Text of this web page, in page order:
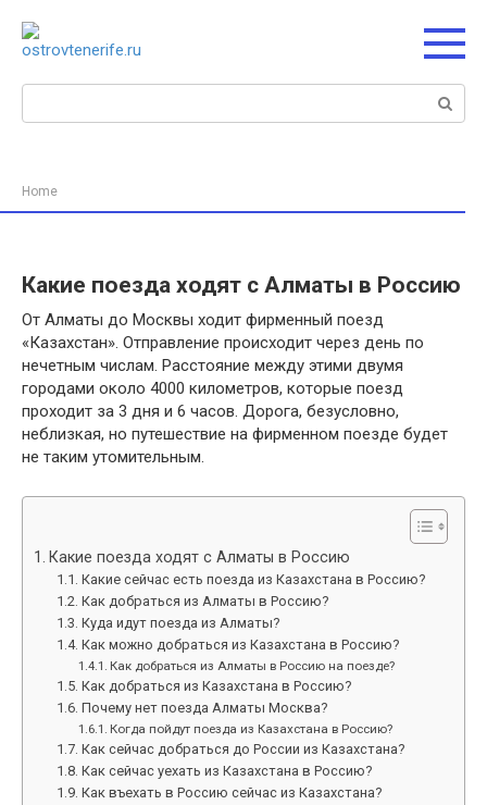
контенту
Поиск:
Home
Какие поезда ходят с Алматы в Россию
От Алматы до Москвы ходит фирменный поезд
«Казахстан». Отправление происходит через день по
нечетным числам. Расстояние между этими двумя
городами около 4000 километров, которые поезд
проходит за 3 дня и 6 часов. Дорога, безусловно,
неблизкая, но путешествие на фирменном поезде будет
не таким утомительным.
Какие поезда ходят с Алматы в Россию
Какие сейчас есть поезда из Казахстана в Россию?
Как добраться из Алматы в Россию?
Куда идут поезда из Алматы?
Как можно добраться из Казахстана в Россию?
Как добраться из Алматы в Россию на поезде?
Как добраться из Казахстана в Россию?
Почему нет поезда Алматы Москва?
Когда пойдут поезда из Казахстана в Россию?
Как сейчас добраться до России из Казахстана?
Как сейчас уехать из Казахстана в Россию?
Как въехать в Россию сейчас из Казахстана?